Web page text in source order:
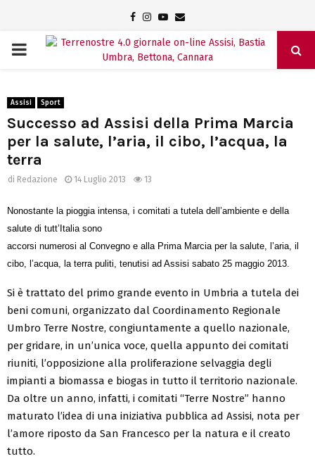
Facebook
Instagram
Youtube
Email
PRIMARY
Assisi Sport
Successo ad Assisi della Prima Marcia
per la salute, l’aria, il cibo, l’acqua, la
terra
di Redazione 14 Luglio 2013 13
Nonostante la pioggia intensa, i comitati a tutela dell’ambiente e della
salute di tutt’Italia sono
accorsi numerosi al Convegno e alla Prima Marcia per la salute, l’aria, il
cibo, l’acqua, la terra puliti, tenutisi ad Assisi sabato 25 maggio 2013.
Si è trattato del primo grande evento in Umbria a tutela dei
beni comuni, organizzato dal Coordinamento Regionale
Umbro Terre Nostre, congiuntamente a quello nazionale,
per gridare, in un’unica voce, quella appunto dei comitati
riuniti, l’opposizione alla proliferazione selvaggia degli
impianti a biomassa e biogas in tutto il territorio nazionale.
Da oltre un anno, infatti, i comitati “Terre Nostre” hanno
maturato l’idea di una iniziativa pubblica ad Assisi, nota per
l’amore riposto da San Francesco per la natura e il creato
tutto.